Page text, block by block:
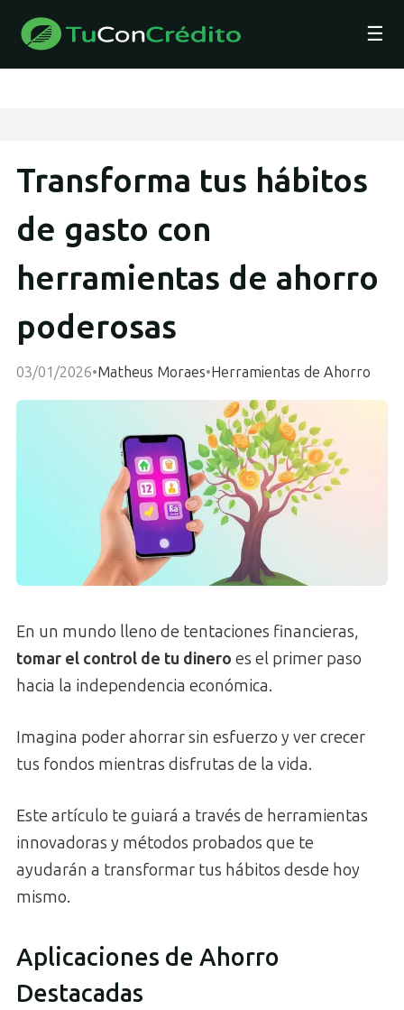
☰
Transforma tus hábitos
de gasto con
herramientas de ahorro
poderosas
03/01/2026•Matheus Moraes•Herramientas de Ahorro
En un mundo lleno de tentaciones financieras,
tomar el control de tu dinero es el primer paso
hacia la independencia económica.
Imagina poder ahorrar sin esfuerzo y ver crecer
tus fondos mientras disfrutas de la vida.
Este artículo te guiará a través de herramientas
innovadoras y métodos probados que te
ayudarán a transformar tus hábitos desde hoy
mismo.
Aplicaciones de Ahorro
Destacadas